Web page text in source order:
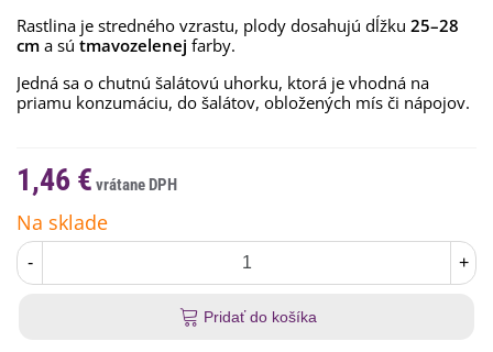
Rastlina je stredného vzrastu, plody dosahujú dĺžku 25–28
cm a sú tmavozelenej farby.
Jedná sa o chutnú šalátovú uhorku, ktorá je vhodná na
priamu konzumáciu, do šalátov, obložených mís či nápojov.
1,46 €
Na sklade
- +
Pridať do košíka